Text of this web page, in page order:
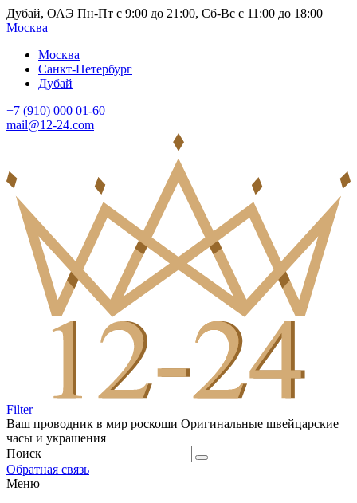
Дубай, ОАЭ Пн-Пт с 9:00 до 21:00, Сб-Вс с 11:00 до 18:00
Москва
Москва
Санкт-Петербург
Дубай
+7 (910) 000 01-60
mail@12-24.com
Filter
Ваш проводник в мир роскоши Оригинальные швейцарские
часы и украшения
Поиск
Обратная связь
Меню